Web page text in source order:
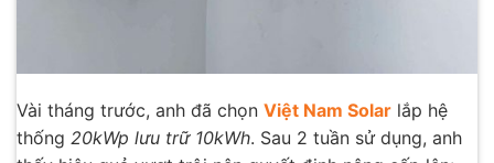
Vài tháng trước, anh đã chọn Việt Nam Solar lắp hệ
thống 20kWp lưu trữ 10kWh. Sau 2 tuần sử dụng, anh